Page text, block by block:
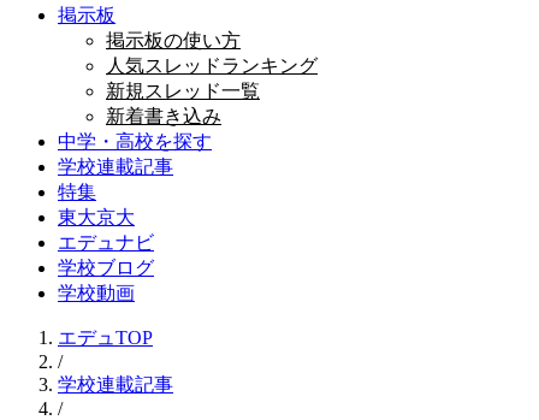
掲示板
掲示板の使い方
人気スレッドランキング
新規スレッド一覧
新着書き込み
中学・高校を探す
学校連載記事
特集
東大京大
エデュナビ
学校ブログ
学校動画
エデュTOP
/
学校連載記事
/